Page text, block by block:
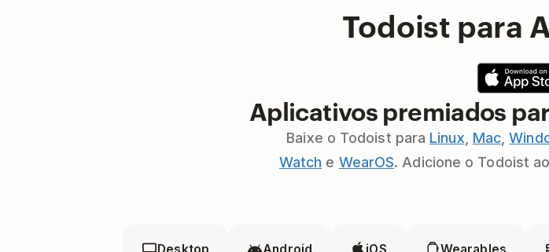
Todoist para
Aplicativos premiados
Baixe o Todoist para Linux, Mac,
Watch e WearOS. Adicione o Todoist